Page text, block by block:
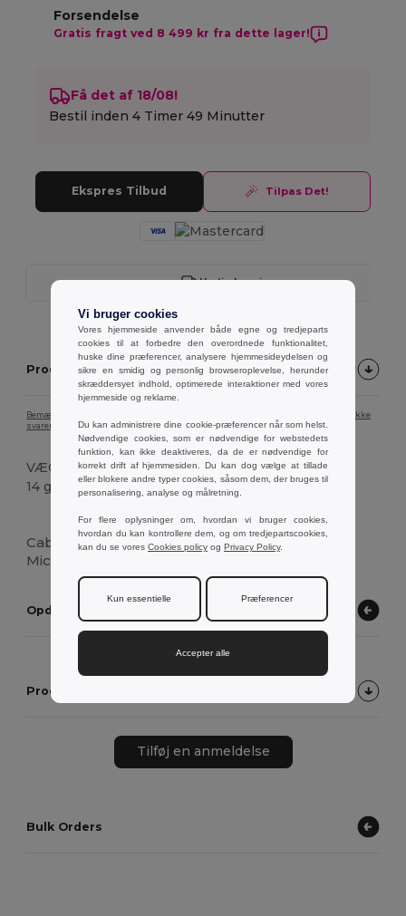
Forsendelse
Gratis fragt ved 8 499 kr fra dette lager!
Få det af 18/08!
Bestil inden4 Timer 49 Minutter
Ekspres Tilbud Tilpas Det!
Hurtig levering
Produktbeskrivelse
Bemærk, at farven på produktbilledet på grund af skærmkalibrering muligvis ikke
svarer nøjagtigt til den faktiske produktfarve.
VÆGT
14 g.
Høj lagerbeholdning
Cable cargador 3 en 1 incluye entrada 2 en 1
MicroUSB y Lightning y entrada tipo C.
Opdag andre produkter
Produktkundevurderinger
Tilføj en anmeldelse
Bulk Orders
Vi bruger cookies
Vores hjemmeside anvender både egne og tredjeparts
cookies til at forbedre den overordnede funktionalitet,
huske dine præferencer, analysere hjemmesideydelsen og
sikre en smidig og personlig browseroplevelse, herunder
skræddersyet indhold, optimerede interaktioner med vores
hjemmeside og reklame.
Du kan administrere dine cookie-præferencer når som helst.
Nødvendige cookies, som er nødvendige for webstedets
funktion, kan ikke deaktiveres, da de er nødvendige for
korrekt drift af hjemmesiden. Du kan dog vælge at tillade
eller blokere andre typer cookies, såsom dem, der bruges til
personalisering, analyse og målretning.
For flere oplysninger om, hvordan vi bruger cookies,
hvordan du kan kontrollere dem, og om tredjepartscookies,
kan du se vores Cookies policy og Privacy Policy.
Kun essentielle Præferencer
Accepter alle